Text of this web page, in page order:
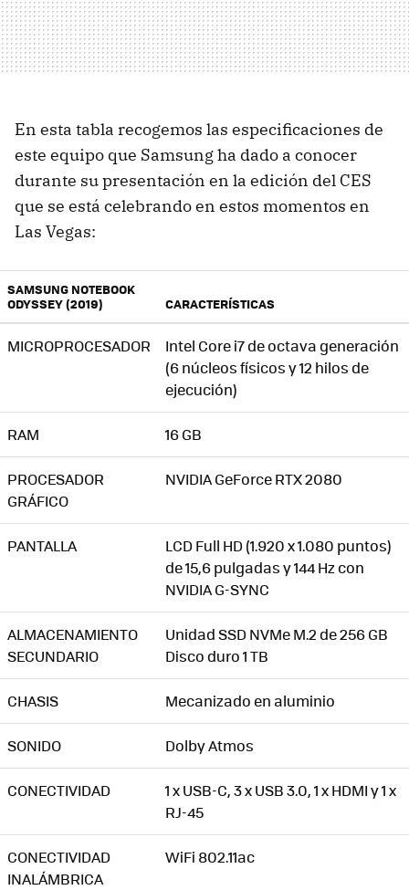
En esta tabla recogemos las especificaciones de
este equipo que Samsung ha dado a conocer
durante su presentación en la edición del CES
que se está celebrando en estos momentos en
Las Vegas:
SAMSUNG NOTEBOOK
ODYSSEY (2019)
CARACTERÍSTICAS
MICROPROCESADOR
Intel Core i7 de octava generación
(6 núcleos físicos y 12 hilos de
ejecución)
RAM 16 GB
PROCESADOR
GRÁFICO
NVIDIA GeForce RTX 2080
PANTALLA
LCD Full HD (1.920 x 1.080 puntos)
de 15,6 pulgadas y 144 Hz con
NVIDIA G-SYNC
ALMACENAMIENTO
SECUNDARIO
Unidad SSD NVMe M.2 de 256 GB
Disco duro 1 TB
CHASIS Mecanizado en aluminio
SONIDO Dolby Atmos
CONECTIVIDAD
1 x USB-C, 3 x USB 3.0, 1 x HDMI y 1 x
RJ-45
CONECTIVIDAD
INALÁMBRICA
WiFi 802.11ac